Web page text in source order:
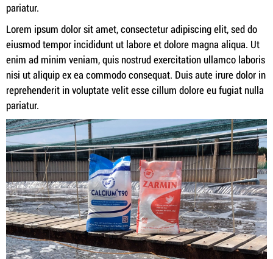
pariatur.
Lorem ipsum dolor sit amet, consectetur adipiscing elit, sed do
eiusmod tempor incididunt ut labore et dolore magna aliqua. Ut
enim ad minim veniam, quis nostrud exercitation ullamco laboris
nisi ut aliquip ex ea commodo consequat. Duis aute irure dolor in
reprehenderit in voluptate velit esse cillum dolore eu fugiat nulla
pariatur.